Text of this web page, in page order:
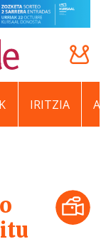
IRITZIA